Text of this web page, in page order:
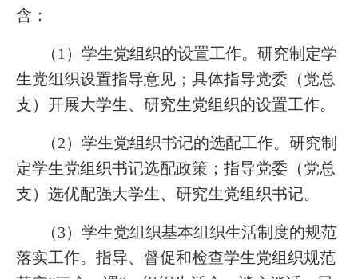
含：
（1）学生党组织的设置工作。研究制定学
生党组织设置指导意见；具体指导党委（党总
支）开展大学生、研究生党组织的设置工作。
（2）学生党组织书记的选配工作。研究制
定学生党组织书记选配政策；指导党委（党总
支）选优配强大学生、研究生党组织书记。
（3）学生党组织基本组织生活制度的规范
落实工作。指导、督促和检查学生党组织规范